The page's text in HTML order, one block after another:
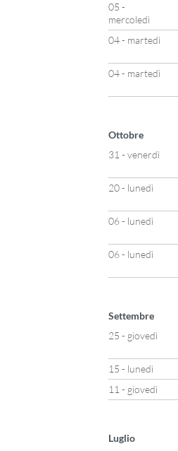
05 -
mercoledì
04 - martedì
04 - martedì
Ottobre
31 - venerdì
20 - lunedì
06 - lunedì
06 - lunedì
Settembre
25 - giovedì
15 - lunedì
11 - giovedì
Luglio